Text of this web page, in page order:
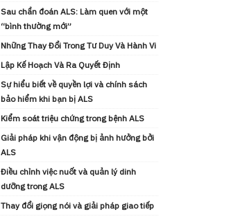
Sau chẩn đoán ALS: Làm quen với một
“bình thường mới”
Những Thay Đổi Trong Tư Duy Và Hành Vi
Lập Kế Hoạch Và Ra Quyết Định
Sự hiểu biết về quyền lợi và chính sách
bảo hiểm khi bạn bị ALS
Kiểm soát triệu chứng trong bệnh ALS
Giải pháp khi vận động bị ảnh hưởng bởi
ALS
Điều chỉnh việc nuốt và quản lý dinh
dưỡng trong ALS
Thay đổi giọng nói và giải pháp giao tiếp